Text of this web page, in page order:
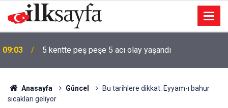
09:03 5 kentte peş peşe 5 acı olay yaşandı
Anasayfa Güncel
Bu tarihlere dikkat: Eyyam-ı bahur
sıcakları geliyor